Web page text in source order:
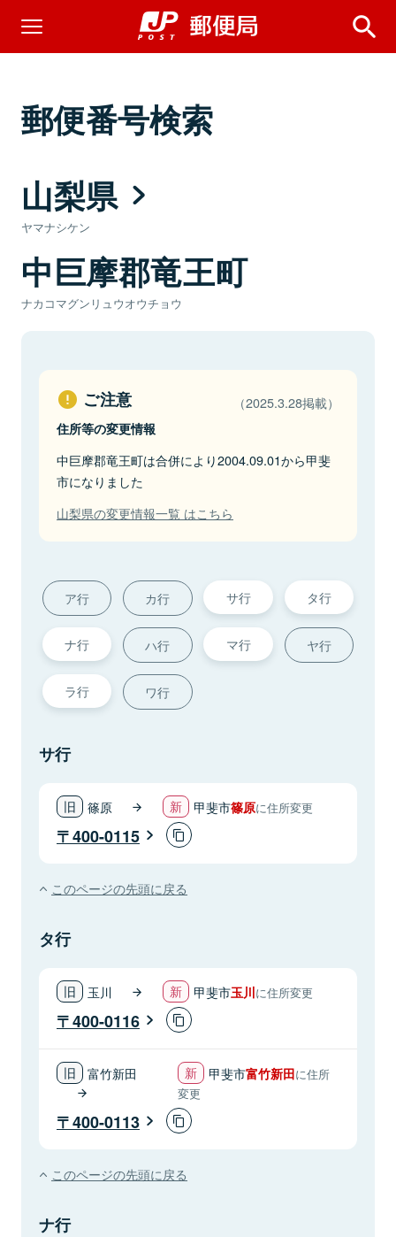
郵便番号検索
山梨県
ヤマナシケン
中巨摩郡竜王町
ナカコマグンリュウオウチョウ
ご注意 （2025.3.28掲載）
住所等の変更情報
中巨摩郡竜王町は合併により2004.09.01から甲斐
市になりました
山梨県の変更情報一覧 はこちら
ア行 カ行 サ行 タ行
ナ行 ハ行 マ行 ヤ行
ラ行 ワ行
サ行
篠原 甲斐市篠原に住所変更
400-0115
このページの先頭に戻る
タ行
玉川 甲斐市玉川に住所変更
400-0116
富竹新田 甲斐市富竹新田に住所
変更
400-0113
このページの先頭に戻る
ナ行